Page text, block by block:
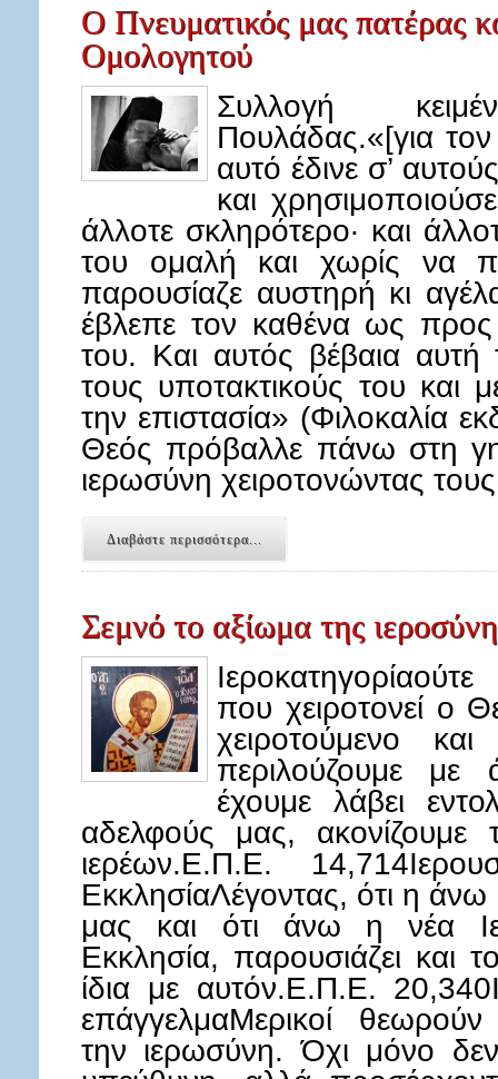
Ο Πνευματικός μας πατέρας
Ομολογητού
Συλλογή
Πουλάδας.«[για
αυτό έδινε σ’
και
άλλοτε σκληρότερο· και
του ομαλή και χωρίς να
παρουσίαζε αυστηρή κι
έβλεπε τον καθένα ως
του. Και αυτός βέβαια
τους υποτακτικούς του και
την επιστασία» (Φιλοκαλία
Θεός πρόβαλλε πάνω στη
ιερωσύνη χειροτονώντας
Διαβάστε περισσότερα...
Σεμνό το αξίωμα της
που χειροτονεί ο
χειροτούμενο
περιλούζουμε με
έχουμε λάβει
αδελφούς μας,
ιερέων.Ε.Π.Ε.
ΕκκλησίαΛέγοντας, ότι η άνω
μας και ότι άνω η νέα
Εκκλησία, παρουσιάζει και
ίδια με αυτόν.Ε.Π.Ε.
επάγγελμαΜερικοί
την ιερωσύνη. Όχι μόνο